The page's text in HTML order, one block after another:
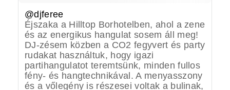
@djferee
Éjszaka a Hilltop Borhotelben, ahol a zene
és az energikus hangulat sosem áll meg!
DJ-zésem közben a CO2 fegyvert és party
rudakat használtuk, hogy igazi
partihangulatot teremtsünk, minden fullos
fény- és hangtechnikával. A menyasszony
és a vőlegény is részesei voltak a bulinak,